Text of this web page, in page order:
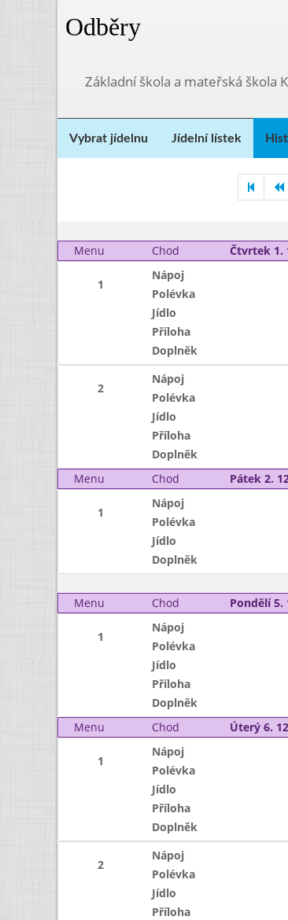
Odběry
Základní škola a mateřská škola
Vybrat jídelnu Jídelní lístek
Menu
Chod Čtvrtek 1.
1
Nápoj
Polévka
Jídlo
Příloha
Doplněk
2
Nápoj
Polévka
Jídlo
Příloha
Doplněk
Menu
Chod Pátek 2.
1
Nápoj
Polévka
Jídlo
Doplněk
Menu
Chod Pondělí 5.
1
Nápoj
Polévka
Jídlo
Příloha
Doplněk
Menu
Chod Úterý 6.
1
Nápoj
Polévka
Jídlo
Příloha
Doplněk
2
Nápoj
Polévka
Jídlo
Příloha